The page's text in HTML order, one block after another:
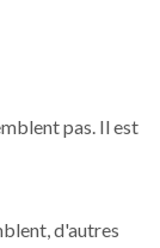
pas. Il est
d'autres